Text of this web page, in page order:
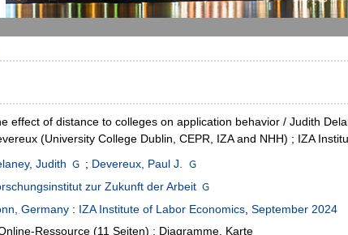
effect of distance to colleges on application behavior / Judith
(University College Dublin, CEPR, IZA and NHH) ; IZA
Judith ; Devereux, Paul J.
zur Zukunft der Arbeit
Germany : IZA Institute of Labor Economics, September 2024
Ressource (11 Seiten) : Diagramme, Karte